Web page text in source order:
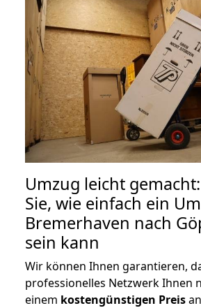
Umzug leicht
Sie, wie einfach ein
Bremerhaven nach
sein kann
Wir können Ihnen garantieren,
professionelles Netzwerk Ihnen
einem kostengünstigen Preis